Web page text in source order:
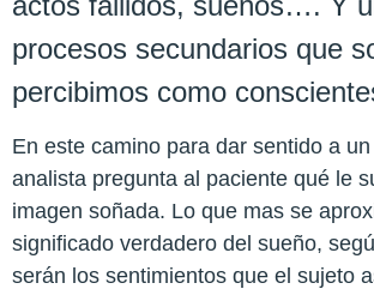
procesos secundarios que
percibimos como
En este camino para dar sentido a un
analista pregunta al paciente qué le
imagen soñada. Lo que mas se
significado verdadero del sueño,
serán los sentimientos que el sujeto